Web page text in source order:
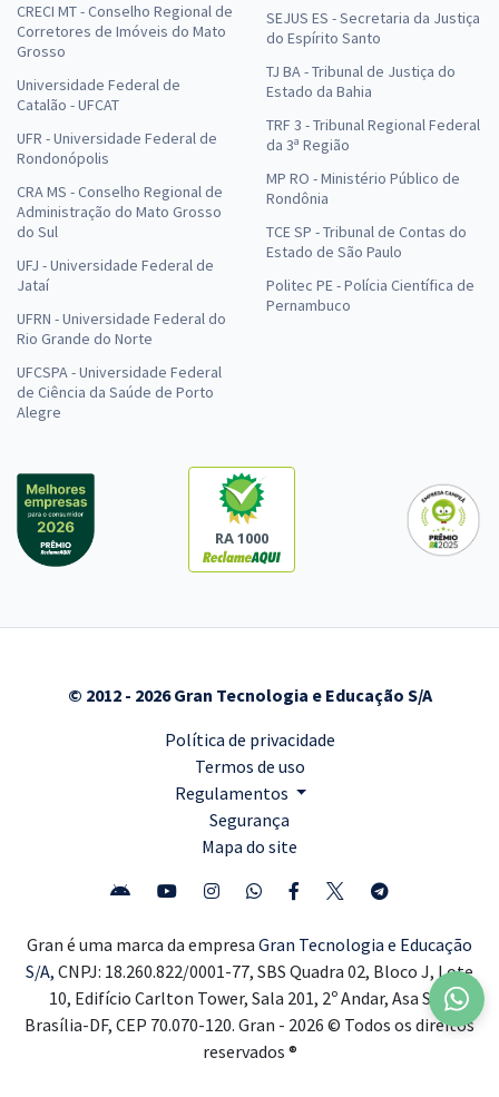
CRECI MT - Conselho Regional de
Corretores de Imóveis do Mato
Grosso
Universidade Federal de
Catalão - UFCAT
UFR - Universidade Federal de
Rondonópolis
CRA MS - Conselho Regional de
Administração do Mato Grosso
do Sul
UFJ - Universidade Federal de
Jataí
UFRN - Universidade Federal do
Rio Grande do Norte
UFCSPA - Universidade Federal
de Ciência da Saúde de Porto
Alegre
SEJUS ES - Secretaria da Justiça
do Espírito Santo
TJ BA - Tribunal de Justiça do
Estado da Bahia
TRF 3 - Tribunal Regional Federal
da 3ª Região
MP RO - Ministério Público de
Rondônia
TCE SP - Tribunal de Contas do
Estado de São Paulo
Politec PE - Polícia Científica de
Pernambuco
RA 1000
© 2012 - 2026 Gran Tecnologia e Educação S/A
Política de privacidade
Termos de uso
Regulamentos
Segurança
Mapa do site
Gran é uma marca da empresa Gran Tecnologia e Educação
S/A, CNPJ: 18.260.822/0001-77, SBS Quadra 02, Bloco J, Lote
10, Edifício Carlton Tower, Sala 201, 2º Andar, Asa Sul,
Brasília-DF, CEP 70.070-120. Gran - 2026 © Todos os direitos
reservados ®